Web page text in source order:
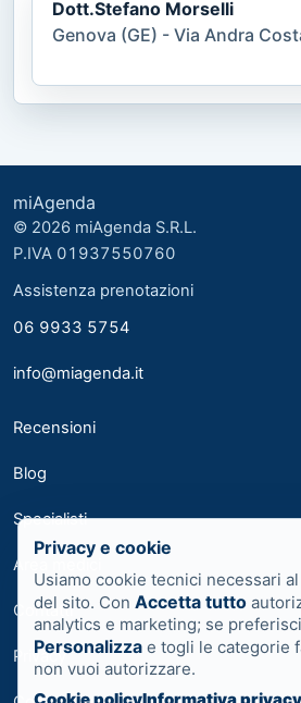
Dott.Stefano Morselli
Genova (GE) - Via Andra
miAgenda
© 2026 miAgenda S.R.L.
P.IVA 01937550760
Assistenza prenotazioni
06 9933 5754
info@miagenda.it
Recensioni
Blog
Specialisti
Area medici
Contatti
Privacy
Privacy e cookie
Usiamo cookie tecnici necessari
del sito. Con Accetta tutto
analytics e marketing; se
Personalizza e togli le categorie
non vuoi autorizzare.